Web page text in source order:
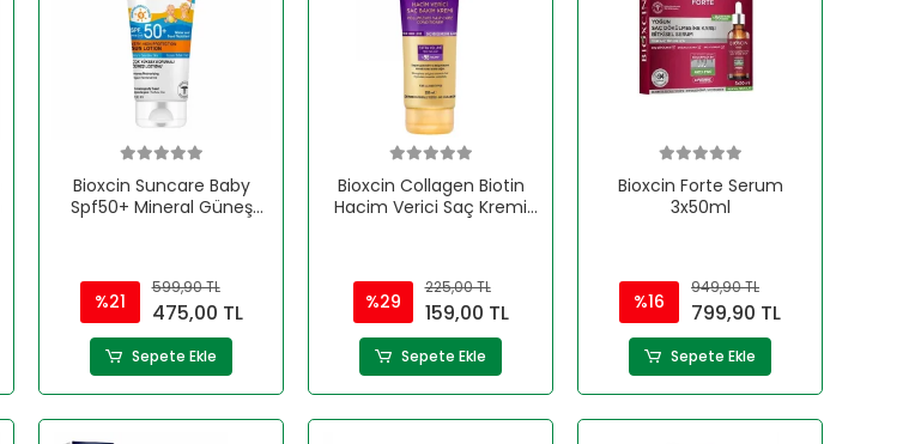
Bioxcin Suncare Baby
Spf50+ Mineral Güneş
%21
599,90 TL
475,00 TL
Sepete Ekle
Bioxcin Collagen Biotin
Hacim Verici Saç Kremi
%29
225,00 TL
159,00 TL
Sepete Ekle
Bioxcin Forte Serum
3x50ml
%16
949,90 TL
799,90 TL
Sepete Ekle